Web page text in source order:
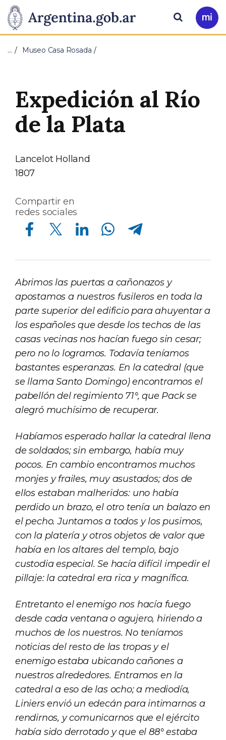
Presidencia
de
Nación
Pasar al contenido principal
Ir
a
Buscar
… Museo Casa Rosada
Expedición al Río
de la Plata
Lancelot Holland
1807
Compartir en
redes sociales
Compartir en Facebook Compartir en Twitter Compartir en Linkedin Compartir en Whatsapp Compartir en Telegram
Abrimos las puertas a cañonazos y
apostamos a nuestros fusileros en toda la
parte superior del edificio para ahuyentar a
los españoles que desde los techos de las
casas vecinas nos hacían fuego sin cesar;
pero no lo logramos. Todavía teníamos
bastantes esperanzas. En la catedral (que
se llama Santo Domingo) encontramos el
pabellón del regimiento 71°, que Pack se
alegró muchísimo de recuperar.
Habíamos esperado hallar la catedral llena
de soldados; sin embargo, había muy
pocos. En cambio encontramos muchos
monjes y frailes, muy asustados; dos de
ellos estaban malheridos: uno había
perdido un brazo, el otro tenía un balazo en
el pecho. Juntamos a todos y los pusimos,
con la platería y otros objetos de valor que
había en los altares del templo, bajo
custodia especial. Se hacía difícil impedir el
pillaje: la catedral era rica y magnífica.
Entretanto el enemigo nos hacía fuego
desde cada ventana o agujero, hiriendo a
muchos de los nuestros. No teníamos
noticias del resto de las tropas y el
enemigo estaba ubicando cañones a
nuestros alrededores. Entramos en la
catedral a eso de las ocho; a mediodía,
Liniers envió un edecán para intimarnos a
rendirnos, y comunicarnos que el ejército
había sido derrotado y que el 88° estaba